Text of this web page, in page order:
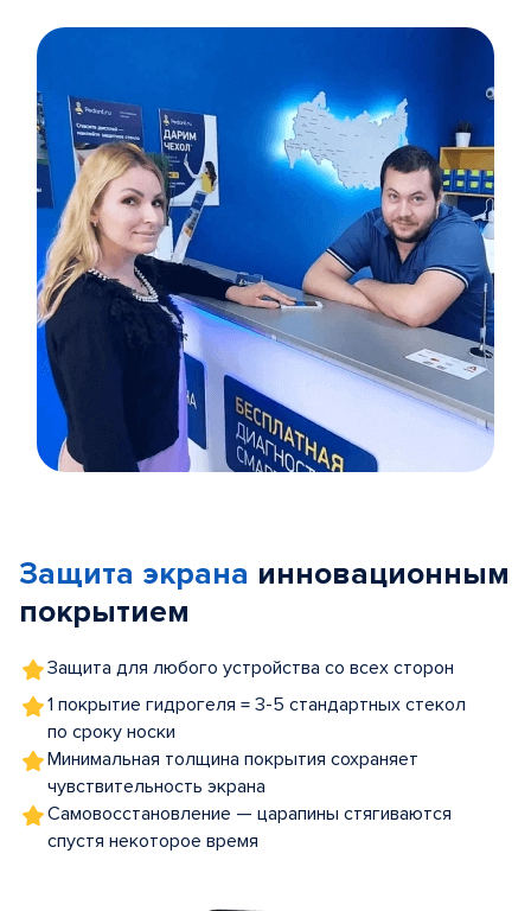
5
Защита экрана инновационным
покрытием
Защита для любого устройства со всех сторон
1 покрытие гидрогеля = 3-5 стандартных стекол
по сроку носки
Минимальная толщина покрытия сохраняет
чувствительность экрана
Самовосстановление — царапины стягиваются
спустя некоторое время